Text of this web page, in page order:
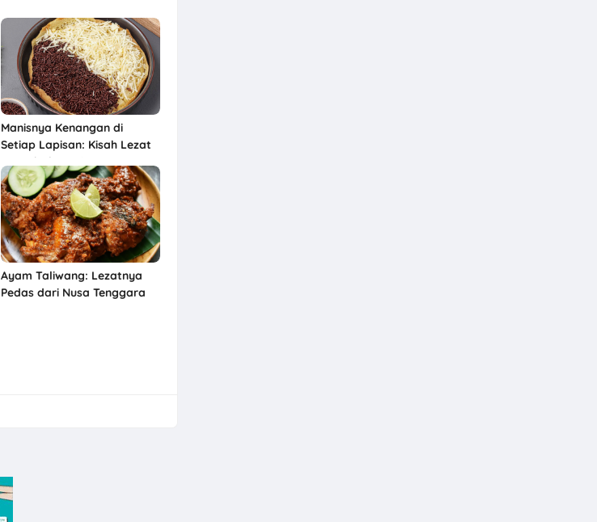
Manisnya Kenangan di
Setiap Lapisan: Kisah Lezat
Martabak Manis
Ayam Taliwang: Lezatnya
Pedas dari Nusa Tenggara